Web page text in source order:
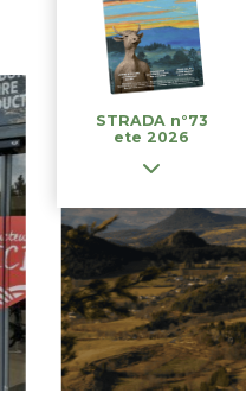
STRADA n°73
ete 2026